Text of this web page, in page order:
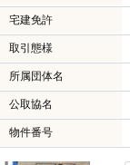
宅建免許
取引態様
所属団体名
公取協名
物件番号